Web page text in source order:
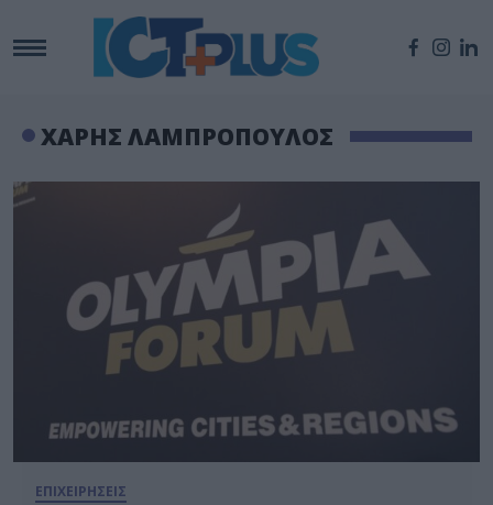
ΧΑΡΗΣ ΛΑΜΠΡΟΠΟΥΛΟΣ
ΕΠΙΧΕΙΡΗΣΕΙΣ